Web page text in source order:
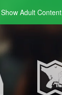
Show Adult Content